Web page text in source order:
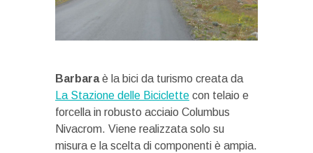
Barbaraè la bici da turismo creata da
La Stazione delle Biciclette con telaio e
forcella in robusto acciaio Columbus
Nivacrom. Viene realizzata solo su
misura e la scelta di componenti è ampia.